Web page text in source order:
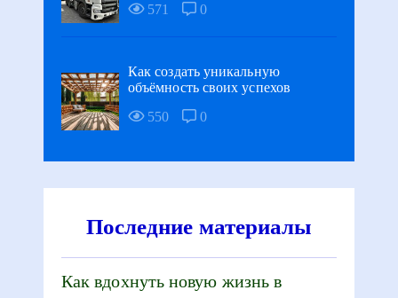
571
0
Как создать уникальную
объёмность своих успехов
550
0
Последние материалы
Как вдохнуть новую жизнь в